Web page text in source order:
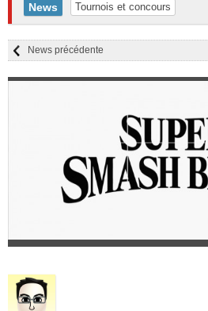
News Tournois et concours
News précédente